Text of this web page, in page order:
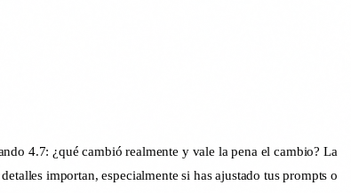
4.7: ¿qué cambió realmente y vale la pena el cambio? La
importan, especialmente si has ajustado tus prompts o